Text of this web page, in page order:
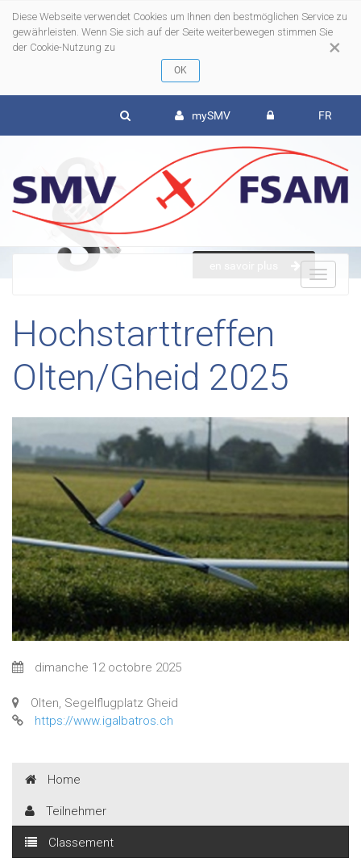
×
Diese Webseite verwendet Cookies um Ihnen den bestmöglichen Service zu
gewährleisten. Wenn Sie sich auf der Seite weiterbewegen stimmen Sie
der Cookie-Nutzung zu
mySMV FR
Hochstarttreffen
Olten/Gheid 2025
dimanche 12 octobre 2025
Olten, Segelflugplatz Gheid
https://www.igalbatros.ch
Home
Teilnehmer
Classement